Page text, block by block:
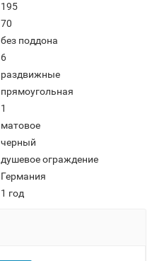
195
70
без поддона
6
раздвижные
прямоугольная
1
матовое
черный
душевое ограждение
Германия
1 год